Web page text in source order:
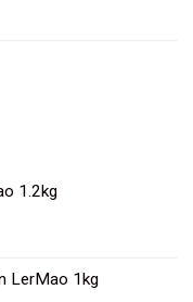
1.2kg
LerMao 1kg